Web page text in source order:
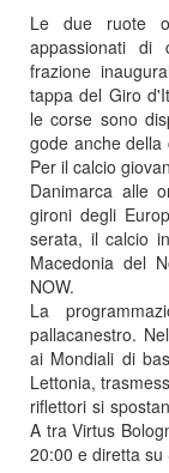
Le due ruote
appassionati di
frazione
tappa del Giro
le corse sono
gode anche
Per il calcio
Danimarca alle
gironi degli
serata, il calcio
Macedonia del
NOW.
La
pallacanestro.
ai Mondiali di
Lettonia,
riflettori si
A tra Virtus
20:00 e diretta su